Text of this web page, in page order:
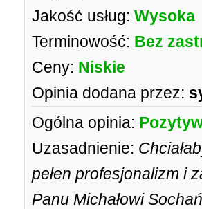
Jakość usług: Wysoka
Terminowość: Bez
Ceny: Niskie
Opinia dodana przez:
Ogólna opinia:
Uzasadnienie:
pełen profesjonalizm i
Panu Michałowi